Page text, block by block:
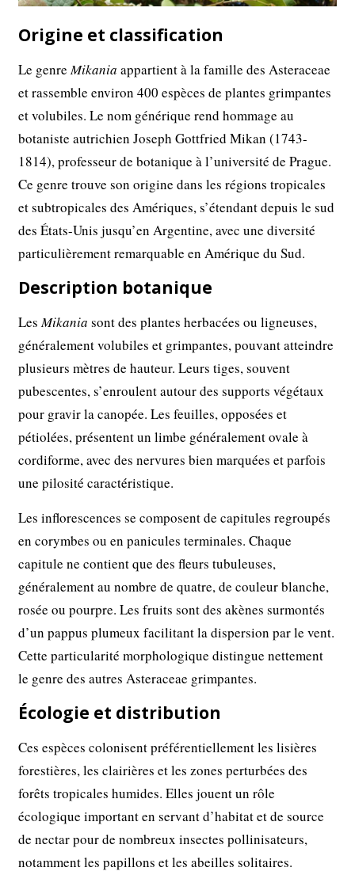
Origine et classification
Le genreMikania appartient à la famille des Asteraceae
et rassemble environ 400 espèces de plantes grimpantes
et volubiles. Le nom générique rend hommage au
botaniste autrichien Joseph Gottfried Mikan (1743-
1814), professeur de botanique à l’université de Prague.
Ce genre trouve son origine dans les régions tropicales
et subtropicales des Amériques, s’étendant depuis le sud
des États-Unis jusqu’en Argentine, avec une diversité
particulièrement remarquable en Amérique du Sud.
Description botanique
LesMikania sont des plantes herbacées ou ligneuses,
généralement volubiles et grimpantes, pouvant atteindre
plusieurs mètres de hauteur. Leurs tiges, souvent
pubescentes, s’enroulent autour des supports végétaux
pour gravir la canopée. Les feuilles, opposées et
pétiolées, présentent un limbe généralement ovale à
cordiforme, avec des nervures bien marquées et parfois
une pilosité caractéristique.
Les inflorescences se composent de capitules regroupés
en corymbes ou en panicules terminales. Chaque
capitule ne contient que des fleurs tubuleuses,
généralement au nombre de quatre, de couleur blanche,
rosée ou pourpre. Les fruits sont des akènes surmontés
d’un pappus plumeux facilitant la dispersion par le vent.
Cette particularité morphologique distingue nettement
le genre des autres Asteraceae grimpantes.
Écologie et distribution
Ces espèces colonisent préférentiellement les lisières
forestières, les clairières et les zones perturbées des
forêts tropicales humides. Elles jouent un rôle
écologique important en servant d’habitat et de source
de nectar pour de nombreux insectes pollinisateurs,
notamment les papillons et les abeilles solitaires.